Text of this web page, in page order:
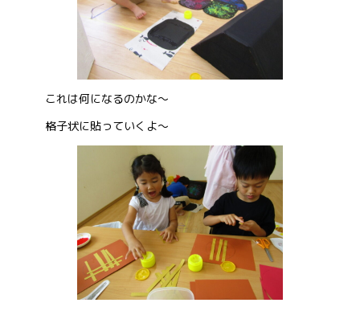
これは何になるのかな～
格子状に貼っていくよ～